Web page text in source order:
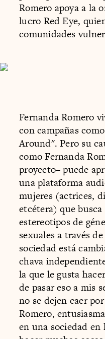
Romero apoya a la
lucro Red Eye,
comunidades
Fernanda Romero
con campañas
Around". Pero su
como Fernanda
proyecto– puede
una plataforma
mujeres (actrices,
etcétera) que
estereotipos de
sexuales a través
sociedad está
chava
la que le gusta
de pasar eso a mis
no se dejen caer
Romero,
en una sociedad